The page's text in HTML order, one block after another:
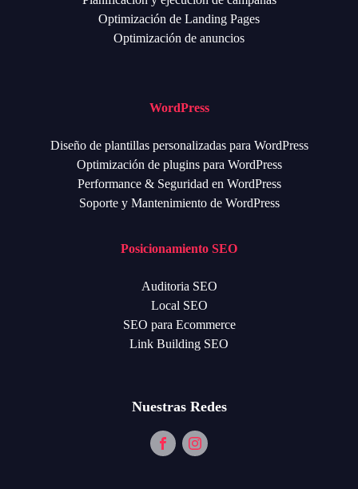
Optimización de Landing Pages
Optimización de anuncios
WordPress
Diseño de plantillas personalizadas para WordPress
Optimización de plugins para WordPress
Performance & Seguridad en WordPress
Soporte y Mantenimiento de WordPress
Posicionamiento SEO
Auditoria SEO
Local SEO
SEO para Ecommerce
Link Building SEO
Nuestras Redes